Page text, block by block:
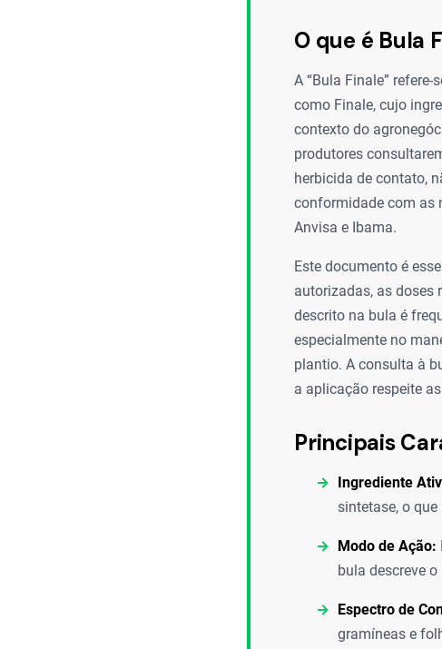
O que é Bula
A “Bula Finale”
como Finale, cujo
contexto do
produtores
herbicida de contato,
conformidade com as
Anvisa e Ibama.
Este documento é
autorizadas, as doses
descrito na bula é
especialmente no
plantio. A consulta à
a aplicação respeite
Principais
Ingrediente
sintetase, o
Modo de Ação:
bula descreve
Espectro de
gramíneas e